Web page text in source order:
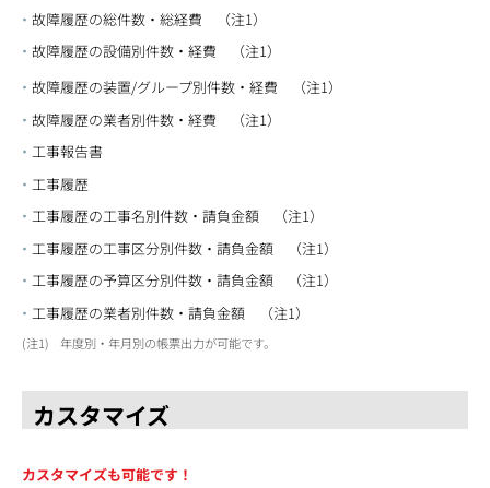
故障履歴の総件数・総経費 （注1）
故障履歴の設備別件数・経費 （注1）
故障履歴の装置/グループ別件数・経費 （注1）
故障履歴の業者別件数・経費 （注1）
工事報告書
工事履歴
工事履歴の工事名別件数・請負金額 （注1）
工事履歴の工事区分別件数・請負金額 （注1）
工事履歴の予算区分別件数・請負金額 （注1）
工事履歴の業者別件数・請負金額 （注1）
1 年度別・年月別の帳票出力が可能です。
カスタマイズ
カスタマイズも可能です！